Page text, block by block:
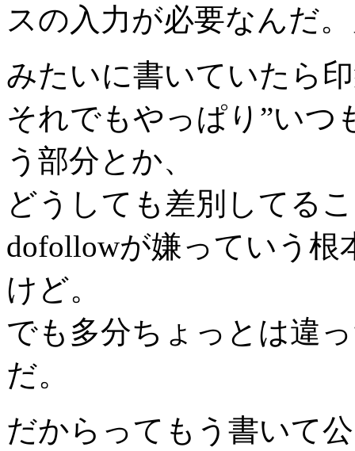
スの入力が必要なんだ
みたいに書いていたら
それでもやっぱり”いつ
う部分とか、
どうしても差別してる
dofollowが嫌っていう
けど。
でも多分ちょっとは違
だ。
だからってもう書いて